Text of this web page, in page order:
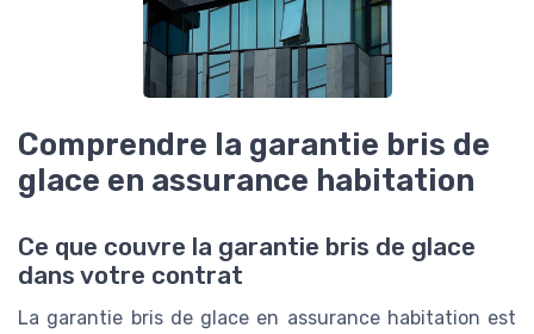
Comprendre la garantie bris de
glace en assurance habitation
Ce que couvre la garantie bris de glace
dans votre contrat
La garantie bris de glace en assurance habitation est